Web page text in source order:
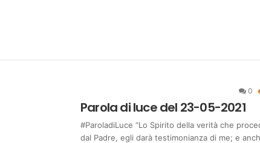
0
Parola di luce del 23-05-2021
#ParoladiLuce “Lo Spirito della verità che
dal Padre, egli darà testimonianza di me; e